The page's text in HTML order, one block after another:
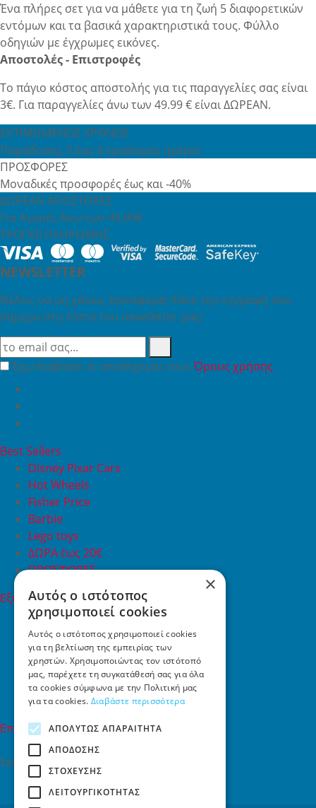
Ένα πλήρες σετ για να μάθετε για τη ζωή 5 διαφορετικών
εντόμων και τα βασικά χαρακτηριστικά τους. Φύλλο
οδηγιών με έγχρωμες εικόνες.
Αποστολές - Επιστροφές
Το πάγιο κόστος αποστολής για τις παραγγελίες σας είναι
3€. Για παραγγελίες άνω των 49.99 € είναι ΔΩΡΕΑΝ.
ΕΚΤΙΜΩΜΕΝΟΣ ΧΡΟΝΟΣ
Παράδοσης 3 έως 6 εργάσιμες ημέρες
ΠΡΟΣΦΟΡΕΣ
Μοναδικές προσφορές έως και -40%
ΔΩΡΕΑΝ ΑΠΟΣΤΟΛΕΣ
Για Αγορές Άνω των 49,99€
ΤΡΟΠΟΙ ΠΛΗΡΩΜΗΣ
NEWSLETTER
Θέλεις να μη χάνεις προσφορά; Κάνε την εγγραφή σου
σήμερα στη λίστα του newsletter μας!
Έχω διαβάσει κι αποδέχομαι τουςΌρους χρήσης
Best Sellers
Disney Pixar Cars
Hot Wheels
Fisher Price
Barbie
Lego toys
ΔΩΡΑ έως 20€
ΠΡΟΣΦΟΡΕΣ
Εξυπηρέτηση Πελατών
Εξυπηρέτηση πελατών
Συχνές ερωτήσεις
Όροι χρήσης
Τρόποι Πληρωμής
Επιστροφές
Επικοινωνία
Επικοινωνία
Σκαλάνι, Ηράκλειο Κρήτης
2810731415
info[at]toys4u.gr
×
Αυτός ο ιστότοπος
χρησιμοποιεί cookies
Αυτός ο ιστότοπος χρησιμοποιεί cookies
για τη βελτίωση της εμπειρίας των
χρηστών. Χρησιμοποιώντας τον ιστότοπό
μας, παρέχετε τη συγκατάθεσή σας για όλα
τα cookies σύμφωνα με την Πολιτική μας
για τα cookies. Διαβάστε περισσότερα
ΑΠΟΛΎΤΩΣ ΑΠΑΡΑΊΤΗΤΑ
ΑΠΌΔΟΣΗΣ
ΣΤΌΧΕΥΣΗΣ
ΛΕΙΤΟΥΡΓΙΚΌΤΗΤΑΣ